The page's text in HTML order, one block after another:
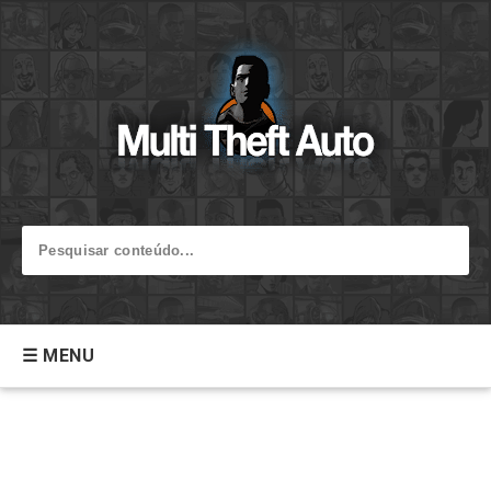
☰ MENU